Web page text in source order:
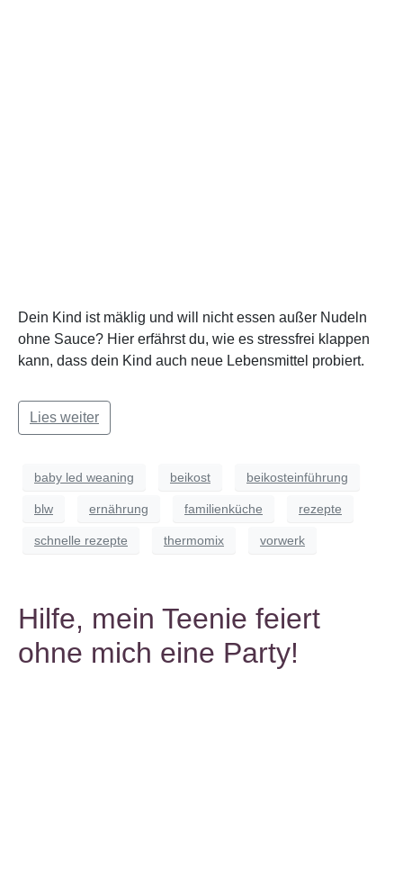
Dein Kind ist mäklig und will nicht essen außer Nudeln
ohne Sauce? Hier erfährst du, wie es stressfrei klappen
kann, dass dein Kind auch neue Lebensmittel probiert.
Lies weiter
baby led weaning beikost beikosteinführung
blw ernährung familienküche rezepte
schnelle rezepte thermomix vorwerk
Hilfe, mein Teenie feiert
ohne mich eine Party!